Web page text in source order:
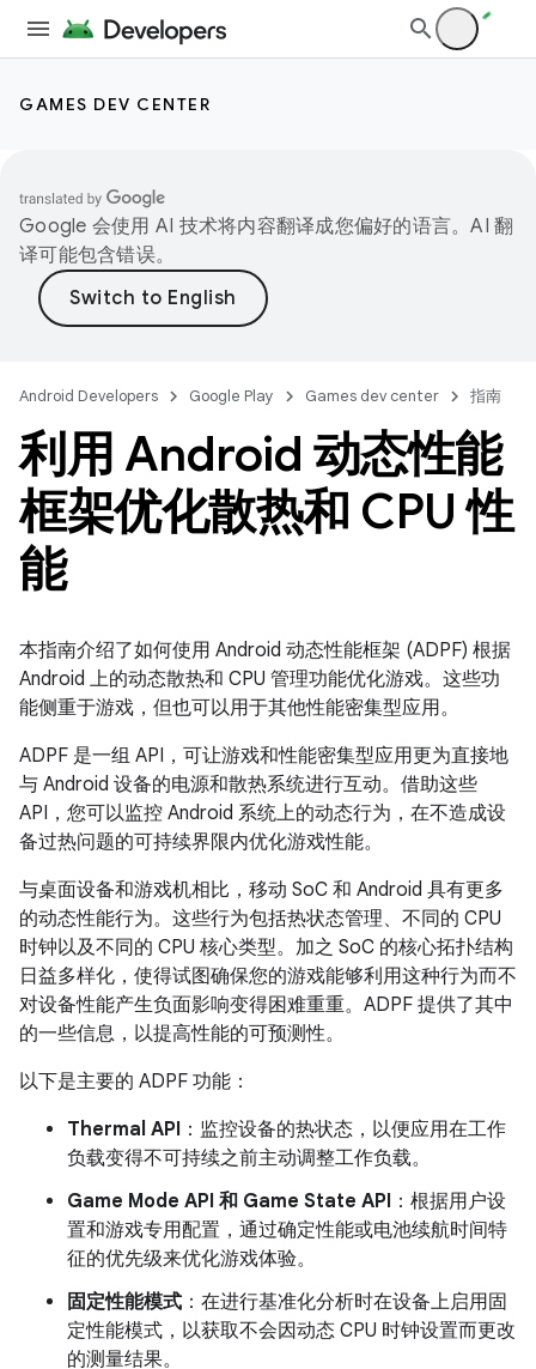
GAMES DEV CENTER
Google 会使用 AI 技术将内容翻译成您偏好的语言。AI 翻
译可能包含错误。
Android Developers Google Play Games dev center 指南
利用 Android 动态性能
框架优化散热和 CPU 性
能
本指南介绍了如何使用 Android 动态性能框架 (ADPF) 根据
Android 上的动态散热和 CPU 管理功能优化游戏。这些功
能侧重于游戏，但也可以用于其他性能密集型应用。
ADPF 是一组 API，可让游戏和性能密集型应用更为直接地
与 Android 设备的电源和散热系统进行互动。借助这些
API，您可以监控 Android 系统上的动态行为，在不造成设
备过热问题的可持续界限内优化游戏性能。
与桌面设备和游戏机相比，移动 SoC 和 Android 具有更多
的动态性能行为。这些行为包括热状态管理、不同的 CPU
时钟以及不同的 CPU 核心类型。加之 SoC 的核心拓扑结构
日益多样化，使得试图确保您的游戏能够利用这种行为而不
对设备性能产生负面影响变得困难重重。ADPF 提供了其中
的一些信息，以提高性能的可预测性。
以下是主要的 ADPF 功能：
Thermal API ：监控设备的热状态，以便应用在工作
负载变得不可持续之前主动调整工作负载。
Game Mode API 和 Game State API ：根据用户设
置和游戏专用配置，通过确定性能或电池续航时间特
征的优先级来优化游戏体验。
固定性能模式 ：在进行基准化分析时在设备上启用固
定性能模式，以获取不会因动态 CPU 时钟设置而更改
的测量结果。